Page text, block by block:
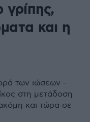
και η
των ιώσεων -
στη μετάδοση
και τώρα σε